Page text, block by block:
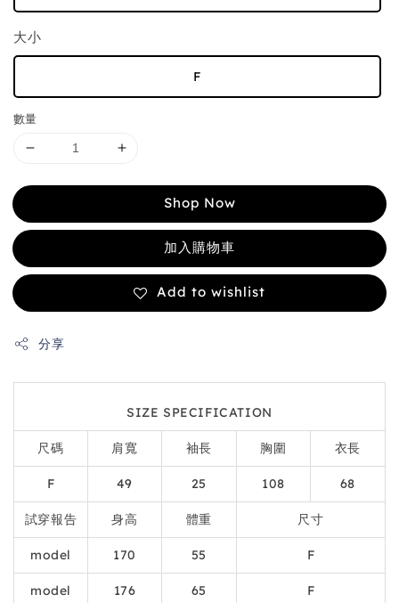
大小
F
數量
Shop Now
加入購物車
Add to wishlist
分享
SIZE SPECIFICATION
尺碼 肩寬 袖長 胸圍 衣長
F 49 25 108 68
試穿報告 身高 體重 尺寸
model 170 55 F
model 176 65 F